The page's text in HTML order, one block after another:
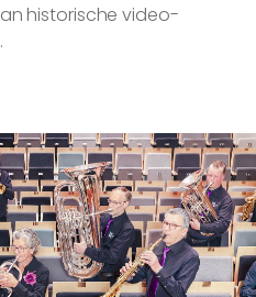
historische video-